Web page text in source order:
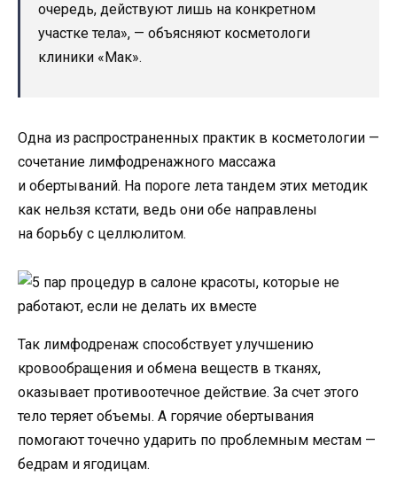
очередь, действуют лишь на конкретном
участке тела», — объясняют косметологи
клиники «Мак».
Одна из распространенных практик в косметологии —
сочетание лимфодренажного массажа
и обертываний. На пороге лета тандем этих методик
как нельзя кстати, ведь они обе направлены
на борьбу с целлюлитом.
Так лимфодренаж способствует улучшению
кровообращения и обмена веществ в тканях,
оказывает противоотечное действие. За счет этого
тело теряет объемы. А горячие обертывания
помогают точечно ударить по проблемным местам —
бедрам и ягодицам.